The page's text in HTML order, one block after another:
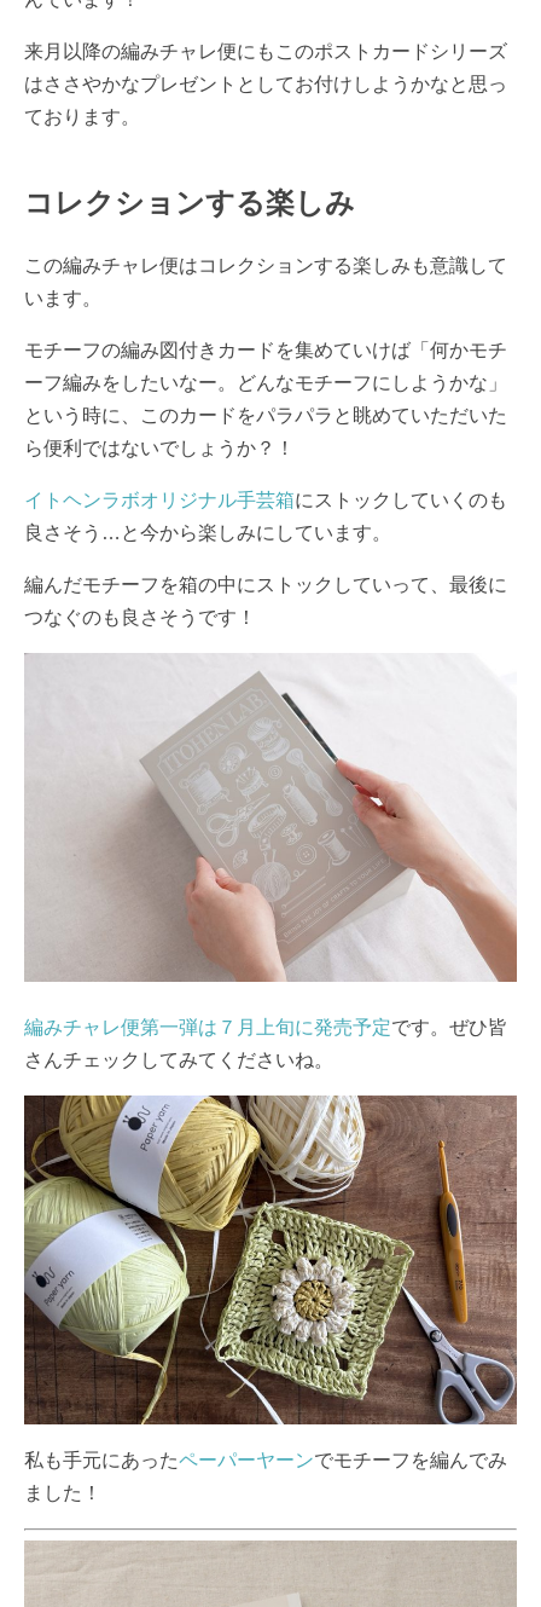
来月以降の編みチャレ便にもこのポストカードシリーズ
はささやかなプレゼントとしてお付けしようかなと思っ
ております。
コレクションする楽しみ
この編みチャレ便はコレクションする楽しみも意識して
います。
モチーフの編み図付きカードを集めていけば「何かモチ
ーフ編みをしたいなー。どんなモチーフにしようかな」
という時に、このカードをパラパラと眺めていただいた
ら便利ではないでしょうか？！
イトヘンラボオリジナル手芸箱にストックしていくのも
良さそう…と今から楽しみにしています。
編んだモチーフを箱の中にストックしていって、最後に
つなぐのも良さそうです！
編みチャレ便第一弾は７月上旬に発売予定です。ぜひ皆
さんチェックしてみてくださいね。
私も手元にあったペーパーヤーンでモチーフを編んでみ
ました！